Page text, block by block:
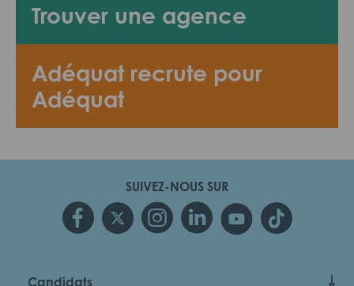
Trouver une agence
Adéquat recrute pour
Adéquat
SUIVEZ-NOUS SUR
Candidats